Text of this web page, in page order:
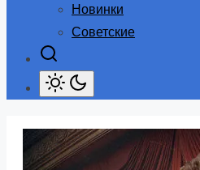
Новинки
Советские